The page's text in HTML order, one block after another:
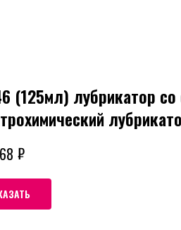
(125мл) лубрикатор
₽